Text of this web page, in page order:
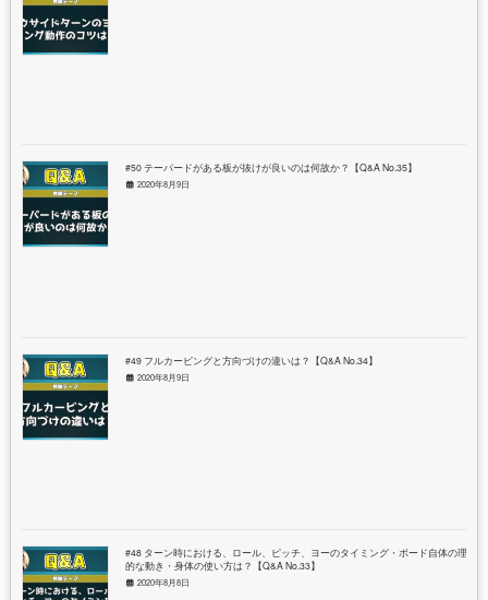
#50 テーパードがある板が抜けが良いのは何故か？【Q&A No.35】
2020年8月9日
#49 フルカービングと方向づけの違いは？【Q&A No.34】
2020年8月9日
#48 ターン時における、ロール、ピッチ、ヨーのタイミング・ボード自体の理想
的な動き・身体の使い方は？【Q&A No.33】
2020年8月8日